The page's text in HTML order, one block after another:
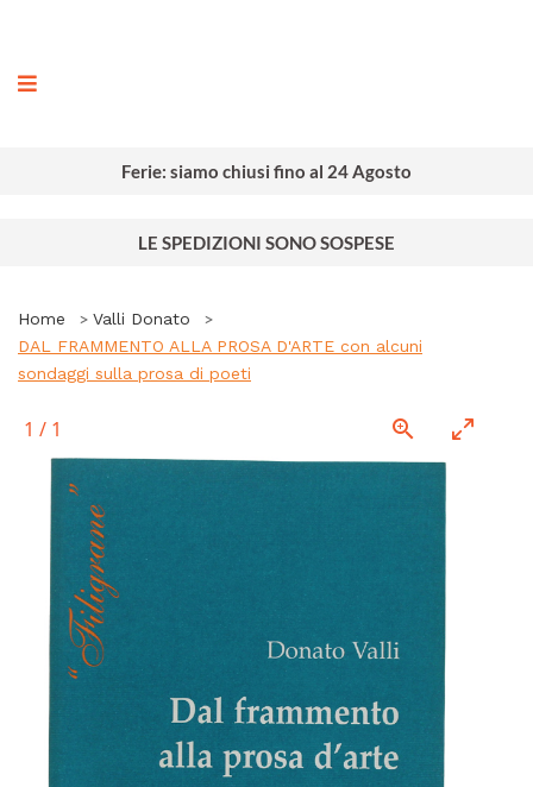
Ferie: siamo chiusi fino al 24 Agosto
LE SPEDIZIONI SONO SOSPESE
Home
Valli Donato
DAL FRAMMENTO ALLA PROSA D'ARTE con alcuni
sondaggi sulla prosa di poeti
1 / 1